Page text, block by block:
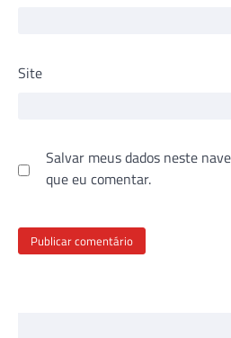
Site
Salvar meus dados neste
que eu comentar.